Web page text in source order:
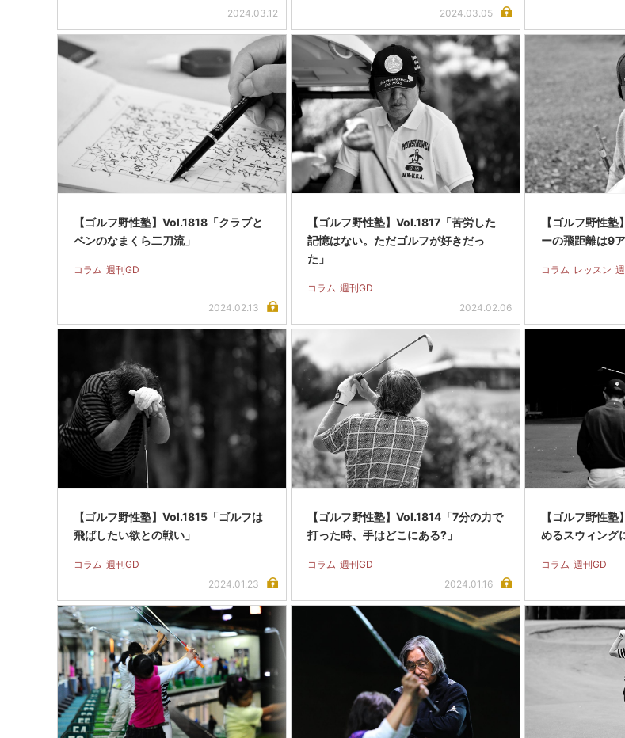
2024.03.12
2024.03.05
【ゴルフ野性塾】Vol.1818「クラブと
ペンのなまくら二刀流」
コラム 週刊GD
2024.02.13
【ゴルフ野性塾】Vol.1817「苦労した
記憶はない。ただゴルフが好きだっ
た」
コラム 週刊GD
2024.02.06
【ゴルフ野性
ーの飛距離は9
コラム レッスン
【ゴルフ野性塾】Vol.1815「ゴルフは
飛ばしたい欲との戦い」
コラム 週刊GD
2024.01.23
【ゴルフ野性塾】Vol.1814「7分の力で
打った時、手はどこにある?」
コラム 週刊GD
2024.01.16
【ゴルフ野性
めるスウィング
コラム 週刊GD